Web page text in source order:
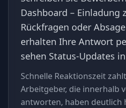
Dashboard – Einladung
Rückfragen oder
erhalten Ihre Antwort
sehen Status-Updates
Schnelle Reaktionszeit
Arbeitgeber, die innerhalb
antworten, haben deutlich